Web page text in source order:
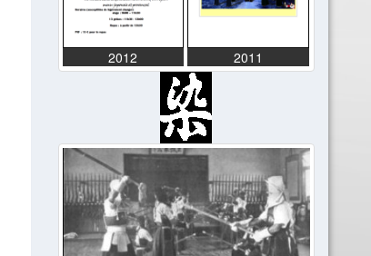
2012 2011